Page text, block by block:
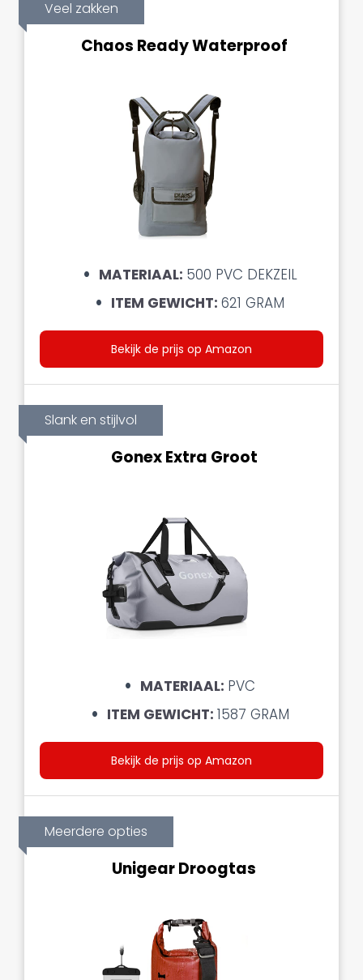
Veel zakken
Chaos Ready Waterproof
MATERIAAL: 500 PVC DEKZEIL
ITEM GEWICHT: 621 GRAM
Bekijk de prijs op Amazon
Slank en stijlvol
Gonex Extra Groot
MATERIAAL: PVC
ITEM GEWICHT: 1587 GRAM
Bekijk de prijs op Amazon
Meerdere opties
Unigear Droogtas